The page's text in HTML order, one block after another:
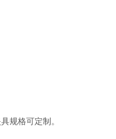
规格可定制。